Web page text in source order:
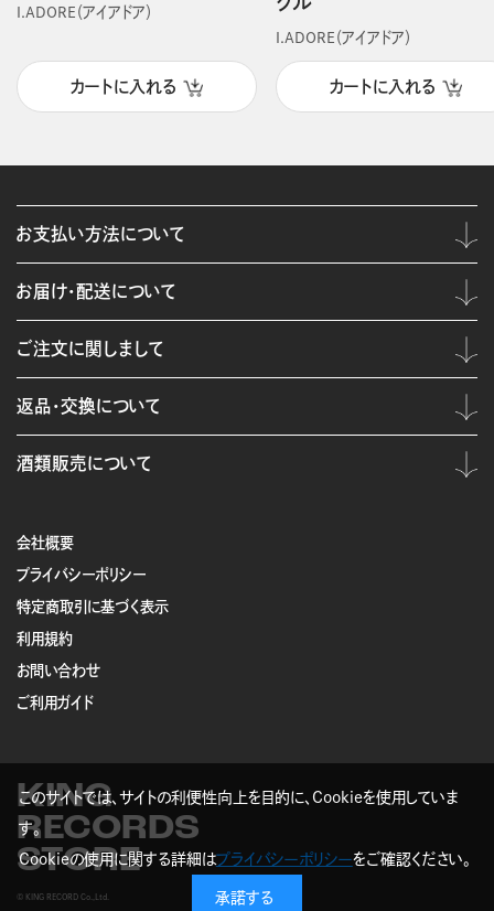
I.ADORE（アイアドア）
カートに入れる
I.ADORE（アイアドア）
カートに入れる
会社概要
プライバシーポリシー
特定商取引に基づく表示
利用規約
お問い合わせ
ご利用ガイド
KING
RECORDS
STORE
© KING RECORD Co.,Ltd.
お支払い方法について
お届け・配送について
ご注文に関しまして
返品・交換について
酒類販売について
このサイトでは、サイトの利便性向上を目的に、Cookieを使用していま
す。
Cookieの使用に関する詳細はプライバシーポリシーをご確認ください。
承諾する